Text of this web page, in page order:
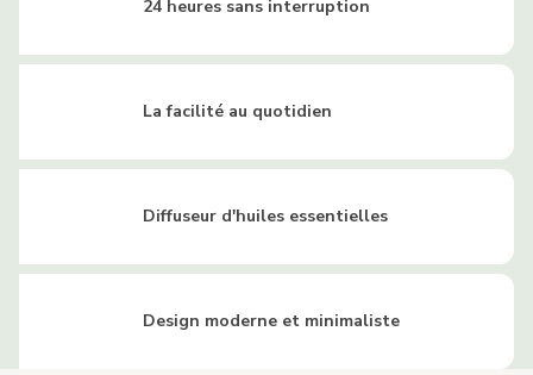
24 heures sans interruption
La facilité au quotidien
Diffuseur d'huiles essentielles
Design moderne et minimaliste